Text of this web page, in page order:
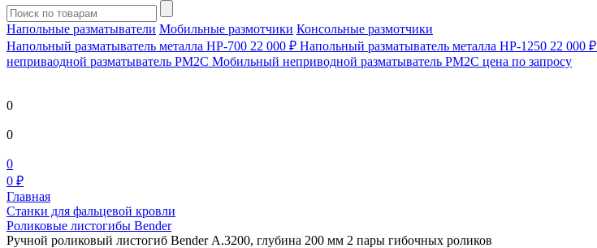
Напольные разматыватели Мобильные размотчики Консольные размотчики
Напольный разматыватель металла HP-700 22 000 ₽ Напольный разматыватель металла HP-1250 22 000 ₽
непривaодной разматыватель РМ2С Мобильный неприводной разматыватель РМ2С цена по запросу
0
0
0
0 ₽
Главная
Станки для фальцевой кровли
Роликовые листогибы Bender
Ручной роликовый листогиб Bender А.3200, глубина 200 мм 2 пары гибочных роликов